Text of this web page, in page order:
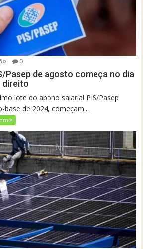
0
Pasep de agosto começa no dia
direito
lote do abono salarial PIS/Pasep
base de 2024, começam...